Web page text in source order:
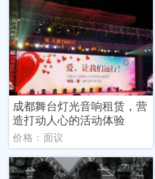
成都舞台灯光音响租赁，营
造打动人心的活动体验
价格：面议